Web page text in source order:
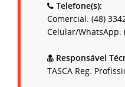
Telefone(s):
Comercial: (48)
Celular/WhatsApp:
Responsável
TASCA Reg.